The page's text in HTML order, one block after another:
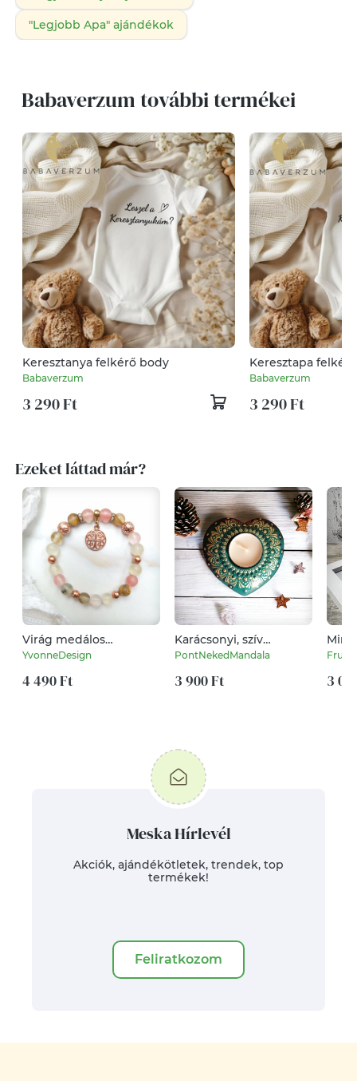
"Legjobb Apa" ajándékok
Babaverzum további termékei
Keresztanya felkérő body
Babaverzum
3 290 Ft
Keresztapa
Babaverzum
3 290 Ft
Ezeket láttad már?
Virág medálos
rózsaopál kristálykarötő
YvonneDesign
4 490 Ft
Karácsonyi, szív
mandala mécsestartó
PontNekedMandala
3 900 Ft
Mini
/
3
Meska Hírlevél
Akciók, ajándékötletek, trendek, top
termékek!
Feliratkozom